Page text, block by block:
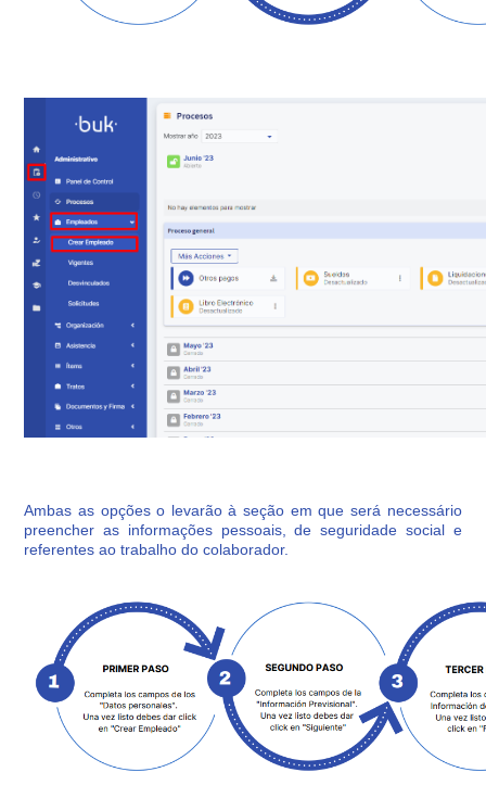
Ambas as opções o levarão à seção em que será necessário
preencher as informações pessoais, de seguridade social e
referentes ao trabalho do colaborador.